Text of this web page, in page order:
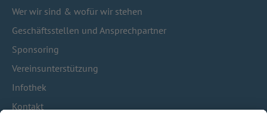
Wer wir sind & wofür wir stehen
Geschäftsstellen und Ansprechpartner
Sponsoring
Vereinsunterstützung
Infothek
Kontakt